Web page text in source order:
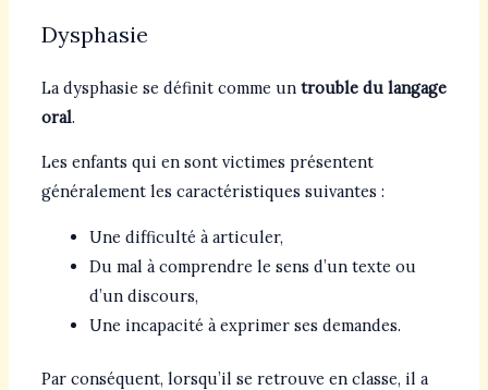
Dysphasie
La dysphasie se définit comme un trouble du langage
oral.
Les enfants qui en sont victimes présentent
généralement les caractéristiques suivantes :
Une difficulté à articuler,
Du mal à comprendre le sens d’un texte ou
d’un discours,
Une incapacité à exprimer ses demandes.
Par conséquent, lorsqu’il se retrouve en classe, il a